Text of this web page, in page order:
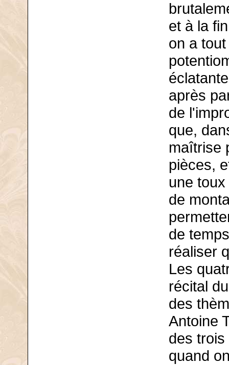
et à la
on a
après
de
que,
maîtrise
pièces,
une
de
de
réaliser
Les
récital
des
Antoine
des
quand